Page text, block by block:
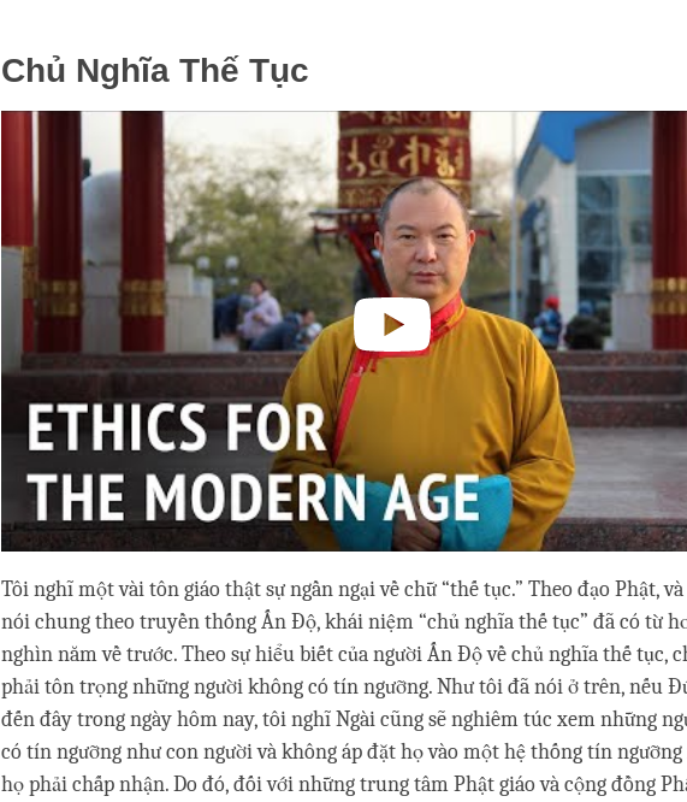
Chủ Nghĩa Thế Tục
Tôi nghĩ một vài tôn giáo thật sự ngần ngại về chữ “thế tục.” Theo đạo Phật,
nói chung theo truyền thống Ấn Độ, khái niệm “chủ nghĩa thế tục” đã có từ
nghìn năm về trước. Theo sự hiểu biết của người Ấn Độ về chủ nghĩa thế tục,
phải tôn trọng những người không có tín ngưỡng. Như tôi đã nói ở trên, nếu
đến đây trong ngày hôm nay, tôi nghĩ Ngài cũng sẽ nghiêm túc xem những
có tín ngưỡng như con người và không áp đặt họ vào một hệ thống tín ngưỡng
họ phải chấp nhận. Do đó, đối với những trung tâm Phật giáo và cộng đồng